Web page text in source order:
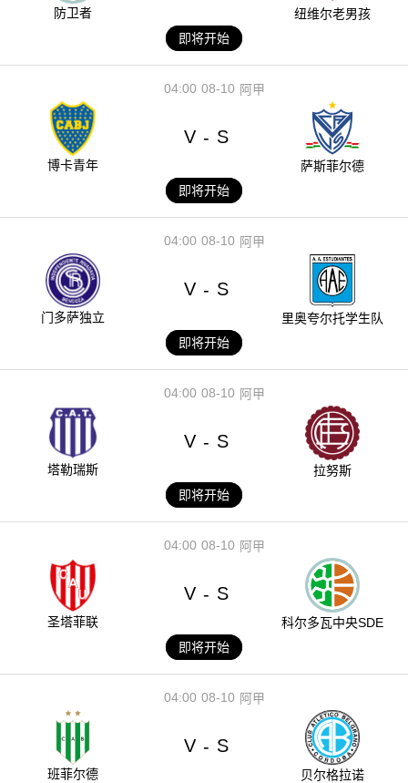
防卫者
纽维尔老男孩
即将开始
08-10
04:00 阿甲
博卡青年
V - S
萨斯菲尔德
即将开始
08-10
04:00 阿甲
门多萨独立
V - S
里奥夸尔托学生队
即将开始
08-10
04:00 阿甲
塔勒瑞斯
V - S
拉努斯
即将开始
08-10
04:00 阿甲
圣塔菲联
V - S
科尔多瓦中央SDE
即将开始
08-10
04:00 阿甲
班菲尔德
V - S
贝尔格拉诺